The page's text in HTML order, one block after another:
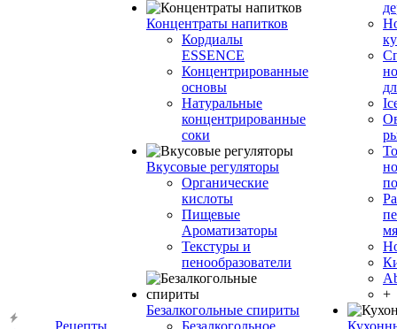
Рецепты
Концентраты напитков
Кордиалы
ESSENCE
Концентрированные
основы
Натуральные
концентрированные
соки
Вкусовые регуляторы
Органические
кислоты
Пищевые
Ароматизаторы
Текстуры и
пенообразователи
Безалкогольные спириты
Безалкогольное
+